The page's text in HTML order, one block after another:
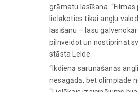
grāmatu lasīšana. “Filmas
lielākoties tikai angļu
lasīšanu – lasu
pilnveidot un nostiprināt
stāsta Lelde.
“Ikdienā sarunāšanās
nesagādā, bet olimpiāde